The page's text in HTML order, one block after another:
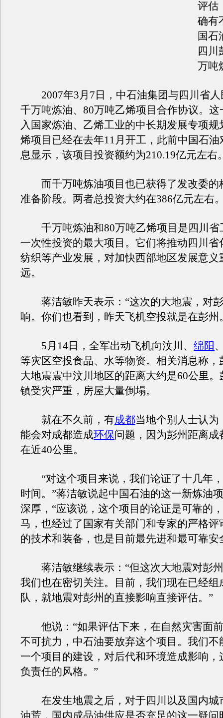
评估
确有
国石
四川
万吨
2007年3月7日，中石油集团与四川省人
千万吨炼油、80万吨乙烯项目合作协议。
入国家炼油、乙烯工业的中长期发展专项规
烯项目已经在去年11月开工，此前中国石
息显示，该项目投资额约为210.19亿元左右
而千万吨炼油项目也已获得了发改委的
准备阶段。两者总投资大约在386亿元左右
千万吨炼油和80万吨乙烯项目是四川省
一次性投资的最大项目。它们将推动四川省
纺织等产业发展，对加快西部地区发展意义
远。
蒋洁敏昨天表示：“这次的大地震，对
响。你们也看到，昨天飞机空投就是在彭州
5月14日，全军出动飞机向汶川、 绵阳
等灾区空投食品、水等物资。相关消息称，
大地震震中汶川地区的距离大约是60公里
镇受灾严重，房屋大量倒塌。
就在不久前，有成都当地个别人士认为
能会对成都造成环保问题，因为彭州距离成
在近40公里。
“对这个项目来说，我们论证了十几年
时间。”蒋洁敏说起中国石油的这一新炼油
深厚，“应该说，这个项目的论证是可靠的
马，也经过了国家有关部门和专家的严格评
的技术和装备，也是目前最先进和最可靠安
蒋洁敏继续表示：“但这次大地震对彭
我们也在密切关注。目前，我们现在已经组
队，就地震对彭州的直接影响直接评估。”
他说：“如果评估下来，在自然灾害面
不可抗力，中石油要放弃这个项目。我们不
一个项目的建设，对后代和环境造成影响，
负责任的风格。”
在发生地震之后，对于四川以及国内城
油荒，国内成品油供应是否充足的这一疑问